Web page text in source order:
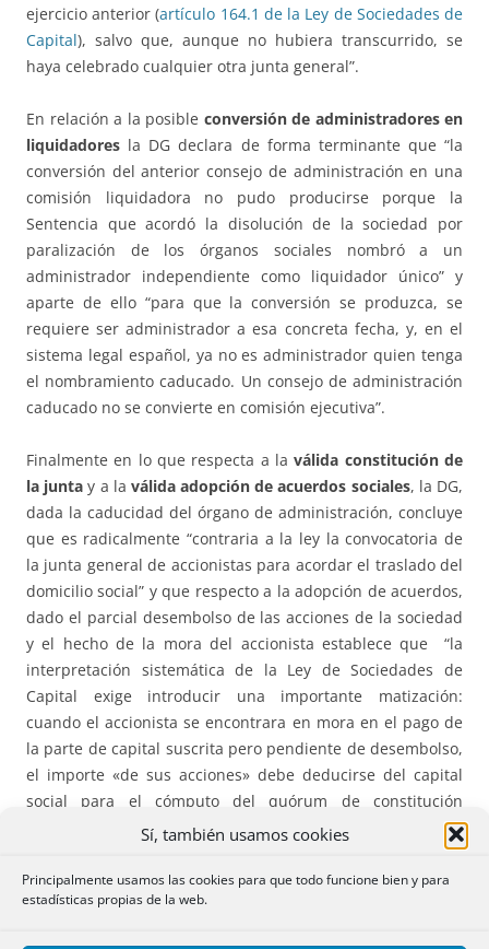
Sí, también usamos cookies
Principalmente usamos las cookies para que todo funcione bien y para
estadísticas propias de la web.
ejercicio anterior (artículo 164.1 de la Ley de Sociedades de
Capital), salvo que, aunque no hubiera transcurrido, se
haya celebrado cualquier otra junta general”.
En relación a la posible conversión de administradores en
liquidadores la DG declara de forma terminante que “la
conversión del anterior consejo de administración en una
comisión liquidadora no pudo producirse porque la
Sentencia que acordó la disolución de la sociedad por
paralización de los órganos sociales nombró a un
administrador independiente como liquidador único” y
aparte de ello “para que la conversión se produzca, se
requiere ser administrador a esa concreta fecha, y, en el
sistema legal español, ya no es administrador quien tenga
el nombramiento caducado. Un consejo de administración
caducado no se convierte en comisión ejecutiva”.
Finalmente en lo que respecta a laválida constitución de
la junta y a la válida adopción de acuerdos sociales, la DG,
dada la caducidad del órgano de administración, concluye
que es radicalmente “contraria a la ley la convocatoria de
la junta general de accionistas para acordar el traslado del
domicilio social” y que respecto a la adopción de acuerdos,
dado el parcial desembolso de las acciones de la sociedad
y el hecho de la mora del accionista establece que “la
interpretación sistemática de la Ley de Sociedades de
Capital exige introducir una importante matización:
cuando el accionista se encontrara en mora en el pago de
la parte de capital suscrita pero pendiente de desembolso,
el importe «de sus acciones» debe deducirse del capital
social para el cómputo del quórum de constitución
inciso segundo de la Ley de Sociedades de
Capital) y, además, no podrá ejercitar el derecho al voto
(artículo 83.1, inciso primero). Aunque la expresión legal es
equívoca, esos efectos sobre el quórum de constitución de